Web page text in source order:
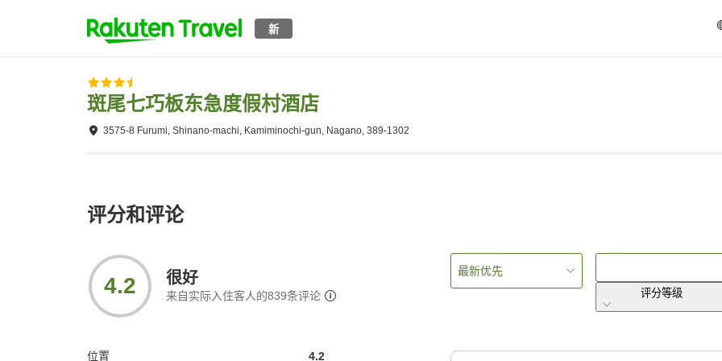
新
斑尾七巧板东急度假村酒店
3575-8 Furumi, Shinano-machi, Kamiminochi-gun, Nagano, 389-1302
评分和评论
4.2 很好
来自实际入住客人的839条评论
位置 4.2
最新优先
评分等级